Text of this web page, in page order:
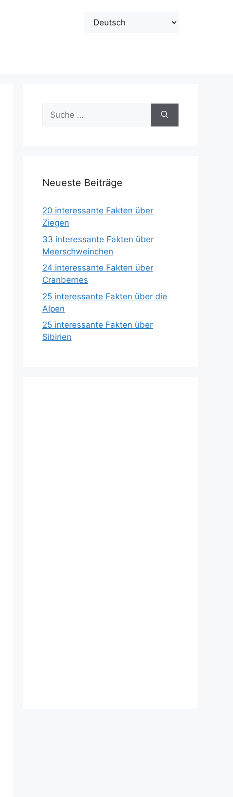
Sprache
Suche
nach:
Neueste Beiträge
20 interessante Fakten über
Ziegen
33 interessante Fakten über
Meerschweinchen
24 interessante Fakten über
Cranberries
25 interessante Fakten über die
Alpen
25 interessante Fakten über
Sibirien